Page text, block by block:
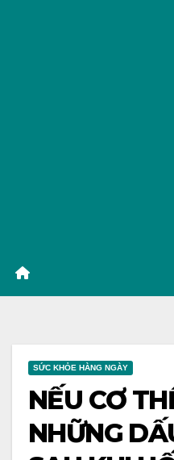
SỨC KHỎE HÀNG NGÀY
NẾU CƠ
NHỮNG